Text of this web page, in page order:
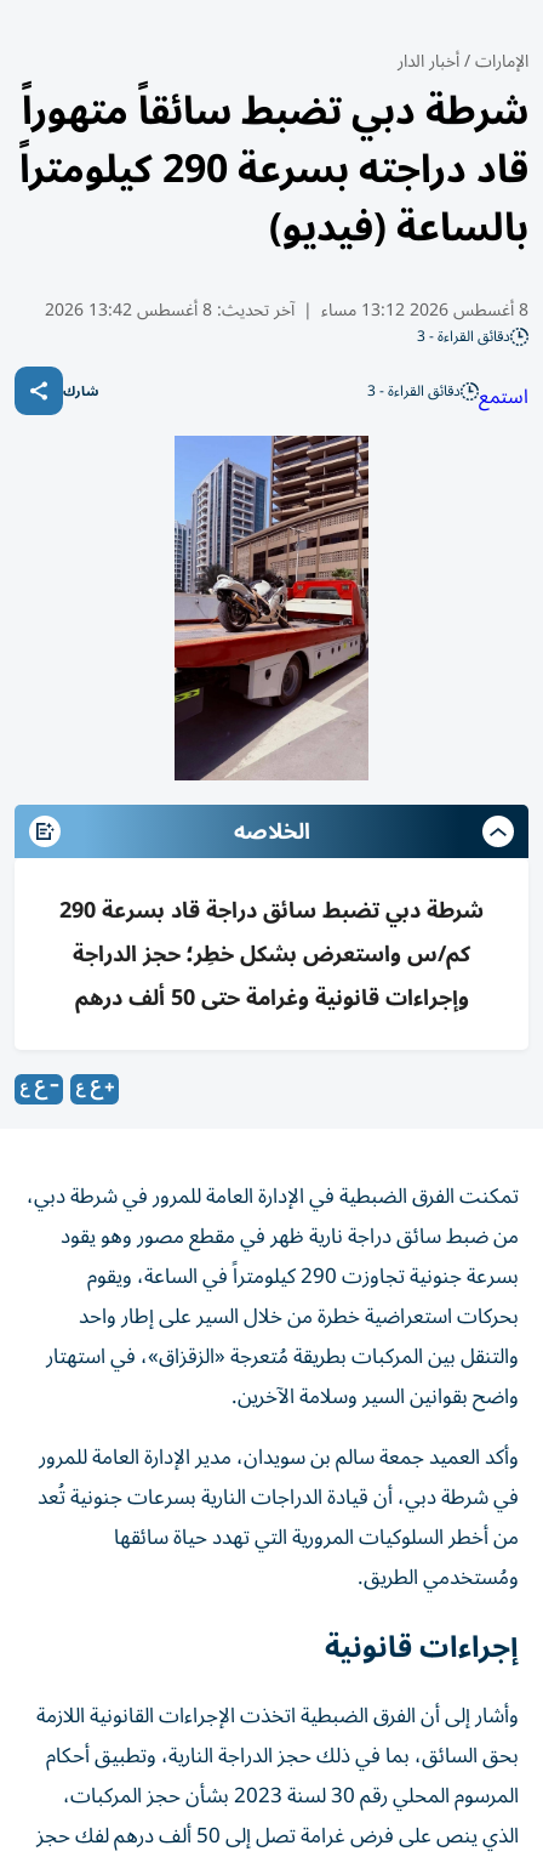
الإمارات/أخبار الدار
شرطة دبي تضبط سائقاً متهوراً
قاد دراجته بسرعة 290 كيلومتراً
بالساعة (فيديو)
8 أغسطس 2026 13:12 مساء | آخر تحديث:8 أغسطس 13:42 2026
دقائق القراءة - 3
استمع دقائق القراءة - 3 شارك
الخلاصه
شرطة دبي تضبط سائق دراجة قاد بسرعة 290
كم/س واستعرض بشكل خطِر؛ حجز الدراجة
وإجراءات قانونية وغرامة حتى 50 ألف درهم
من ضبط سائق دراجة نارية ظهر في مقطع مصور وهو يقود
بسرعة جنونية تجاوزت 290 كيلومتراً في الساعة، ويقوم
بحركات استعراضية خطرة من خلال السير على إطار واحد
والتنقل بين المركبات بطريقة مُتعرجة «الزقزاق»، في استهتار
واضح بقوانين السير وسلامة الآخرين.
وأكد العميد جمعة سالم بن سويدان، مدير الإدارة العامة للمرور
في شرطة دبي، أن قيادة الدراجات النارية بسرعات جنونية تُعد
من أخطر السلوكيات المرورية التي تهدد حياة سائقها
ومُستخدمي الطريق.
إجراءات قانونية
وأشار إلى أن الفرق الضبطية اتخذت الإجراءات القانونية اللازمة
بحق السائق، بما في ذلك حجز الدراجة النارية، وتطبيق أحكام
المرسوم المحلي رقم 30 لسنة 2023 بشأن حجز المركبات،
الذي ينص على فرض غرامة تصل إلى 50 ألف درهم لفك حجز